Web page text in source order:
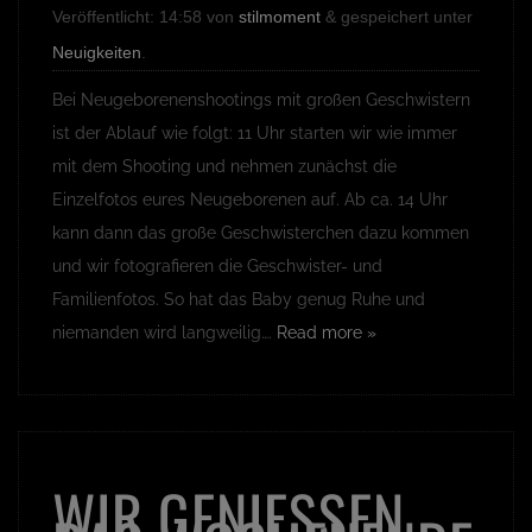
Veröffentlicht: 14:58 von stilmoment & gespeichert unter
Neuigkeiten
Bei Neugeborenenshootings mit großen Geschwistern
ist der Ablauf wie folgt: 11 Uhr starten wir wie immer
mit dem Shooting und nehmen zunächst die
Einzelfotos eures Neugeborenen auf. Ab ca. 14 Uhr
kann dann das große Geschwisterchen dazu kommen
und wir fotografieren die Geschwister- und
Familienfotos. So hat das Baby genug Ruhe und
niemanden wird langweilig….
Read more »